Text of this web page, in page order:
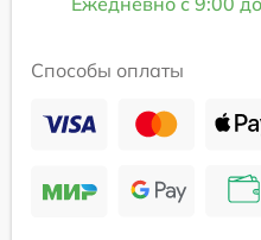
Способы оплаты